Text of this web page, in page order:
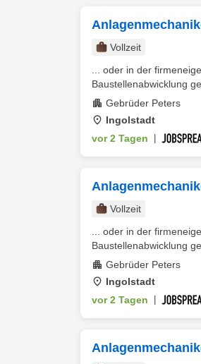
Vollzeit
... oder in der
Baustellenabwicklung
Gebrüder Peters
Ingolstadt
vor 2 Tagen
Vollzeit
... oder in der
Baustellenabwicklung
Gebrüder Peters
Ingolstadt
vor 2 Tagen